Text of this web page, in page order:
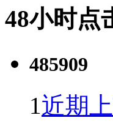
48小时点
485909
1近期